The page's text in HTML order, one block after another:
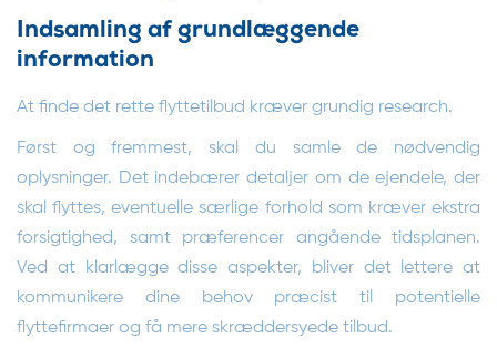
Indsamling af grundlæggende
information
At finde det rette flyttetilbud kræver grundig research.
Først og fremmest, skal du samle de nødvendig
oplysninger. Det indebærer detaljer om de ejendele, der
skal flyttes, eventuelle særlige forhold som kræver ekstra
forsigtighed, samt præferencer angående tidsplanen.
Ved at klarlægge disse aspekter, bliver det lettere at
kommunikere dine behov præcist til potentielle
flyttefirmaer og få mere skræddersyede tilbud.